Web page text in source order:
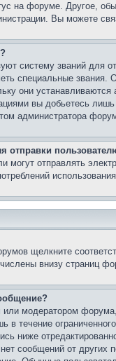
на форуме. Другое,
Вы можете
систему званий для
специальные
они
вы добьетесь
администратора
могут отправлять
щелкните
внизу страниц
модератором
в течение
ниже
сообщений от других